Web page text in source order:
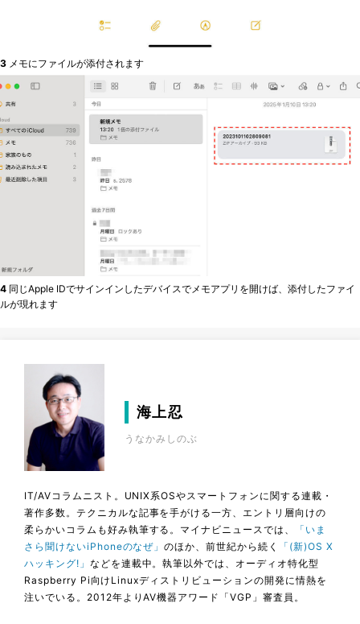
3 メモにファイルが添付されます
4 同じApple IDでサインインしたデバイスでメモアプリを開けば、添付したファイ
ルが現れます
海上忍
うなかみしのぶ
IT/AVコラムニスト。UNIX系OSやスマートフォンに関する連載・
著作多数。テクニカルな記事を手がける一方、エントリ層向けの
柔らかいコラムも好み執筆する。マイナビニュースでは、
「いま
さら聞けないiPhoneのなぜ」のほか、前世紀から続く
「(新)OS X
ハッキング!」 などを連載中。執筆以外では、オーディオ特化型
Raspberry Pi向けLinuxディストリビューションの開発に情熱を
注いでいる。2012年よりAV機器アワード「VGP」審査員。